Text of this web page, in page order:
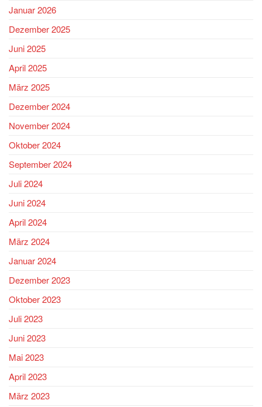
Januar 2026
Dezember 2025
Juni 2025
April 2025
März 2025
Dezember 2024
November 2024
Oktober 2024
September 2024
Juli 2024
Juni 2024
April 2024
März 2024
Januar 2024
Dezember 2023
Oktober 2023
Juli 2023
Juni 2023
Mai 2023
April 2023
März 2023